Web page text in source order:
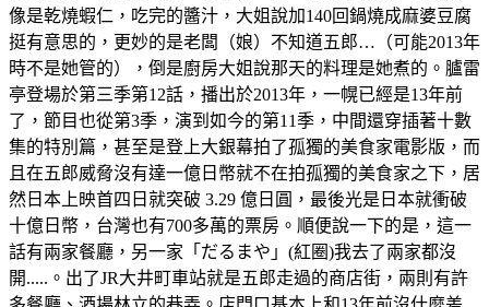
像是乾燒蝦仁，吃完的醬汁，大姐說加140回鍋燒成麻婆豆腐
挺有意思的，更妙的是老闆（娘）不知道五郎…（可能2013年
時不是她管的），倒是廚房大姐說那天的料理是她煮的。臚雷
亭登場於第三季第12話，播出於2013年，一幌已經是13年前
了，節目也從第3季，演到如今的第11季，中間還穿插著十數
集的特別篇，甚至是登上大銀幕拍了孤獨的美食家電影版，而
且在五郎威脅沒有達一億日幣就不在拍孤獨的美食家之下，居
然日本上映首四日就突破 3.29 億日圓，最後光是日本就衝破
十億日幣，台灣也有700多萬的票房。順便說一下的是，這一
話有兩家餐廳，另一家「だるまや」(紅圈)我去了兩家都沒
開.....。出了JR大井町車站就是五郎走過的商店街，兩則有許